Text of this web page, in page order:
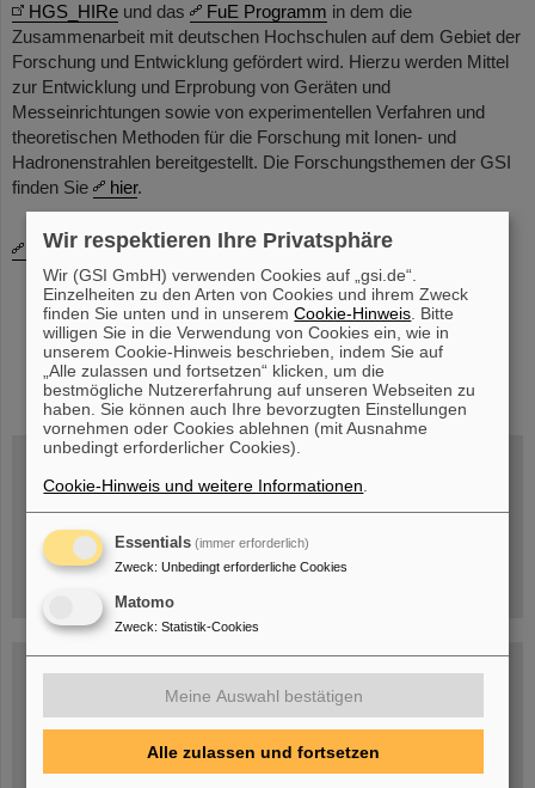
HGS_HIRe und das FuE Programm in dem die
Zusammenarbeit mit deutschen Hochschulen auf dem Gebiet der
Forschung und Ent­wicklung gefördert wird. Hierzu werden Mittel
zur Entwicklung und Erprobung von Geräten und
Messeinrichtungen sowie von experimentellen Verfahren und
theoretischen Methoden für die Forschung mit Ionen- und
Hadronenstrahlen bereitgestellt. Die Forschungsthemen der GSI
finden Sie
hier.
Bitte sprechen Sie uns an!
instagramlinkedinyoutube
helmholtz.social
facebook
Mittwoch, 19.08.2026, 14 Uhr
Warum existiert nicht einfach nichts?
Hannah Elfner,
GSI/FAIR/Goethe-Universität
12 – 17 Uhr
Sa, 11.07.26, 10:30-16:00 Uhr
Ernst-Ludwig-Str. 22
Innenstadt Darmstadt
Wir respektieren Ihre Privatsphäre
Wir (GSI GmbH) verwenden Cookies auf „gsi.de“.
Einzelheiten zu den Arten von Cookies und ihrem Zweck
finden Sie unten und in unseremCookie-Hinweis . Bitte
willigen Sie in die Verwendung von Cookies ein, wie in
unserem Cookie-Hinweis beschrieben, indem Sie auf
„Alle zulassen und fortsetzen“ klicken, um die
bestmögliche Nutzererfahrung auf unseren Webseiten zu
haben. Sie können auch Ihre bevorzugten Einstellungen
vornehmen oder Cookies ablehnen (mit Ausnahme
unbedingt erforderlicher Cookies).
Cookie-Hinweis und weitere Informationen
Essentials (immer erforderlich)
Zweck: Unbedingt erforderliche Cookies
Matomo
Zweck: Statistik-Cookies
Meine Auswahl bestätigen
Alle zulassen und fortsetzen